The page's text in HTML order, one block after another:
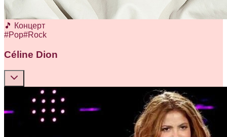
🎵 Концерт
#Pop#Rock
Céline Dion